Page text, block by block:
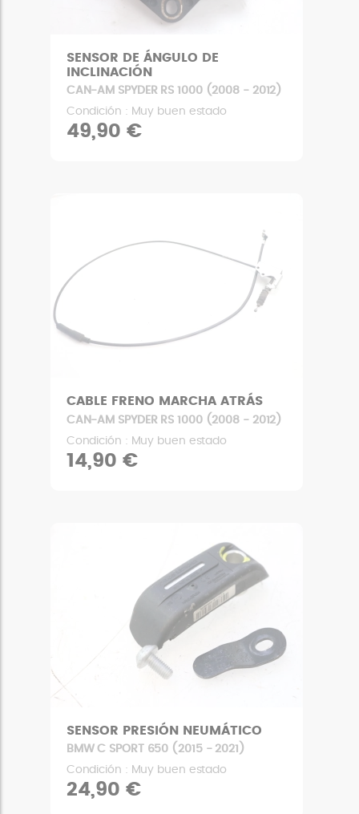
SENSOR DE ÁNGULO DE
INCLINACIÓN
CAN-AM SPYDER RS 1000 (2008 - 2012)
Condición : Muy buen estado
49,90 €
CABLE FRENO MARCHA ATRÁS
CAN-AM SPYDER RS 1000 (2008 - 2012)
Condición : Muy buen estado
14,90 €
SENSOR PRESIÓN NEUMÁTICO
BMW C SPORT 650 (2015 - 2021)
Condición : Muy buen estado
24,90 €